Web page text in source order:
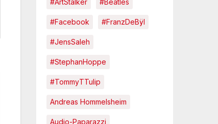
#ArtStalker #Beatles
#Facebook #FranzDeBÿl
#JensSaleh
#StephanHoppe
#TommyTTulip
Andreas Hommelsheim
Audio-Paparazzi